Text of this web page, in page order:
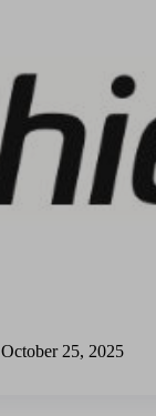
October 25, 2025